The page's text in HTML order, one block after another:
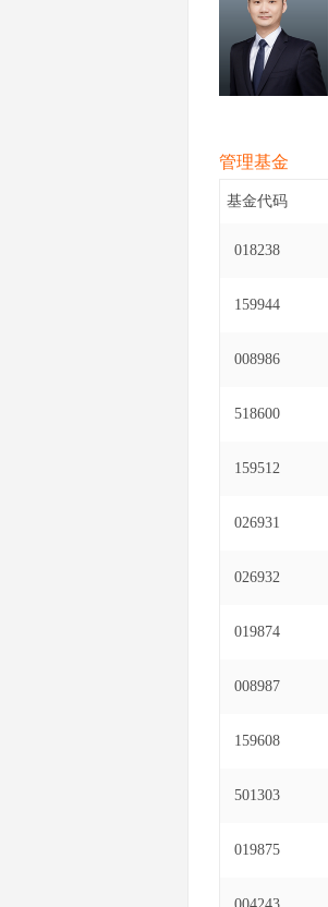
管理基金
基金代码
018238
159944
008986
518600
159512
026931
026932
019874
008987
159608
501303
019875